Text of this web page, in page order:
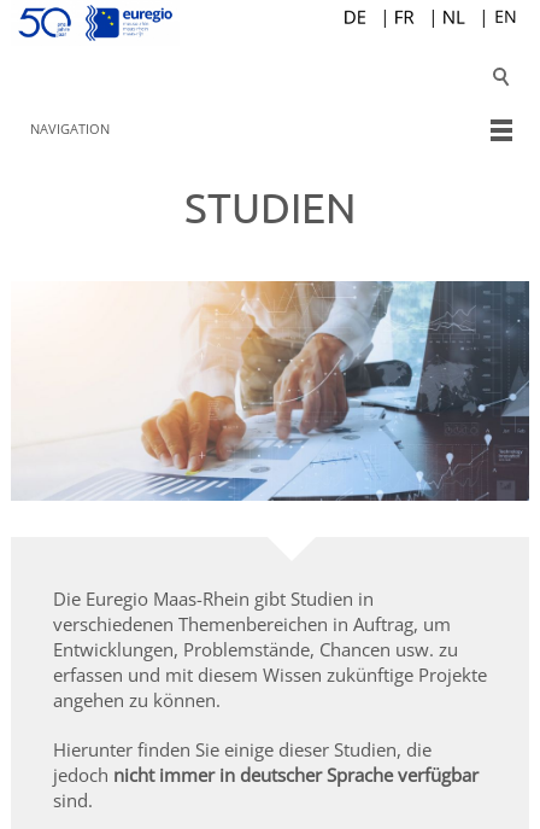
NAVIGATION
STUDIEN
Die Euregio Maas-Rhein gibt Studien in
verschiedenen Themenbereichen in Auftrag, um
Entwicklungen, Problemstände, Chancen usw. zu
erfassen und mit diesem Wissen zukünftige Projekte
angehen zu können.
Hierunter finden Sie einige dieser Studien, die
jedoch nicht immer in deutscher Sprache verfügbar
sind.